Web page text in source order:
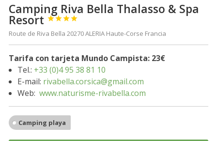
Camping Riva Bella Thalasso & Spa
Resort 



Route de Riva Bella 20270 ALERIA Haute-Corse Francia
Tarifa con tarjeta Mundo Campista: 23€
Tel.: +33 (0)4 95 38 81 10
E-mail: rivabella.corsica@gmail.com
Web:www.naturisme-rivabella.com
Camping playa